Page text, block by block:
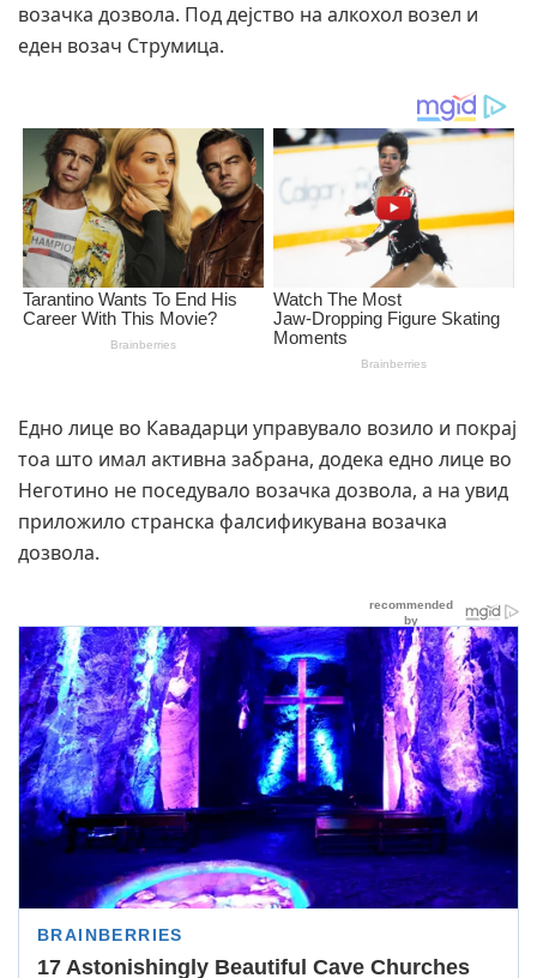
возачка дозвола. Под дејство на алкохол возел и
еден возач Струмица.
Едно лице во Кавадарци управувало возило и покрај
тоа што имал активна забрана, додека едно лице во
Неготино не поседувало возачка дозвола, а на увид
приложило странска фалсификувана возачка
дозвола.